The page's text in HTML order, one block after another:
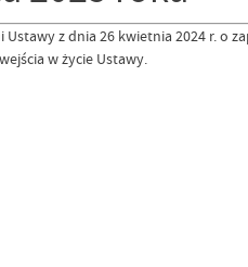
z dnia 26 kwietnia 2024 r.
w życie Ustawy.